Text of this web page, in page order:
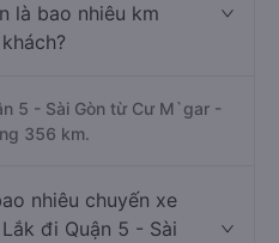
là bao nhiêu km
5 - Sài Gòn từ Cư M`gar -
356 km.
nhiêu chuyến xe
đi Quận 5 - Sài